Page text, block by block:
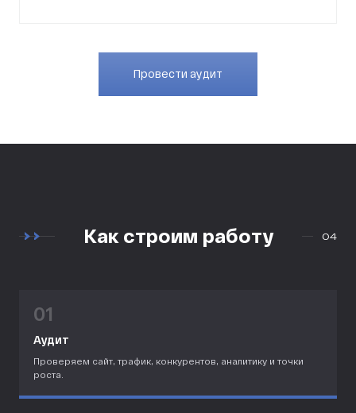
Провести аудит
Как строим работу 04
01
Аудит
Проверяем сайт, трафик, конкурентов, аналитику и точки
роста.